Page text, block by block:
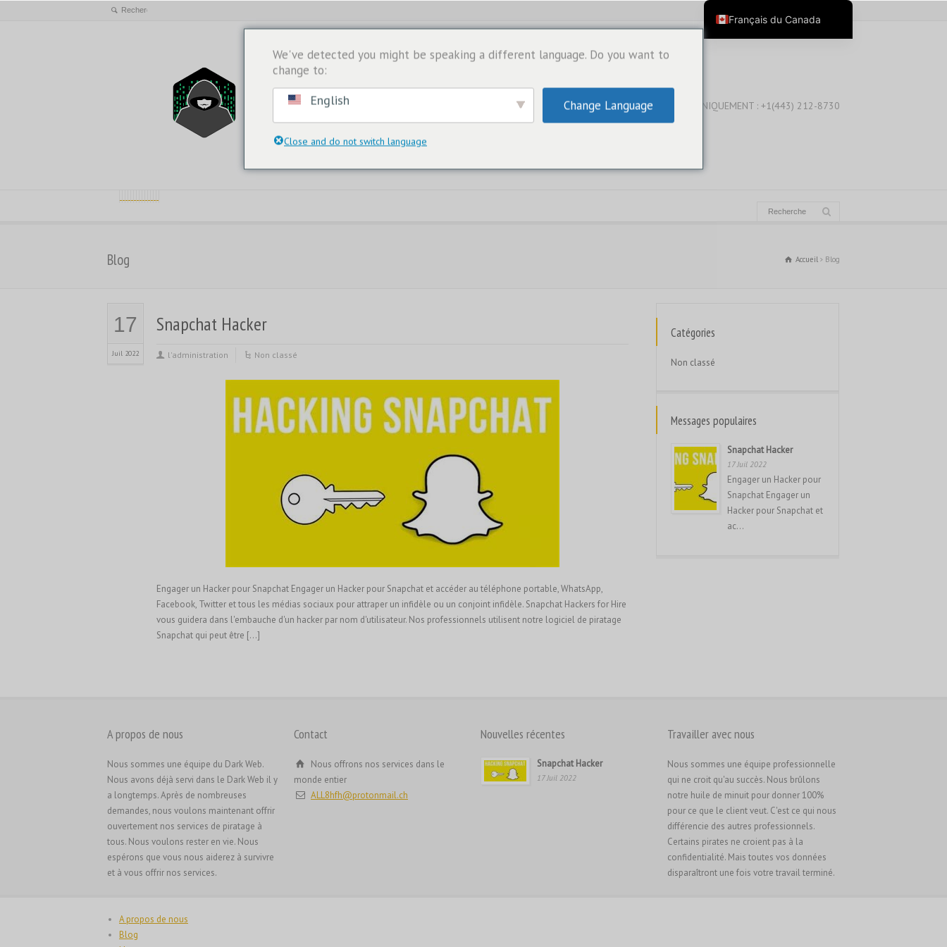
WHATSAPP UNIQUEMENT : +1(443) 212-8730
Blog Accueil Blog
17
Juil 2022
Snapchat Hacker
l'administration Non classé
Engager un Hacker pour Snapchat Engager un Hacker pour Snapchat et accéder au téléphone portable, WhatsApp,
Facebook, Twitter et tous les médias sociaux pour attraper un infidèle ou un conjoint infidèle. Snapchat Hackers for Hire
vous guidera dans l'embauche d'un hacker par nom d'utilisateur. Nos professionnels utilisent notre logiciel de piratage
Snapchat qui peut être [...]
Catégories
Non classé
Messages populaires
Snapchat Hacker
17 Juil 2022
Engager un Hacker pour
Snapchat Engager un
Hacker pour Snapchat et
ac...
A propos de nous
Nous sommes une équipe du Dark Web.
Nous avons déjà servi dans le Dark Web il y
a longtemps. Après de nombreuses
demandes, nous voulons maintenant offrir
ouvertement nos services de piratage à
tous. Nous voulons rester en vie. Nous
espérons que vous nous aiderez à survivre
et à vous offrir nos services.
Contact
Nous offrons nos services dans le
monde entier
ALL8hfh@protonmail.ch
Nouvelles récentes
Snapchat Hacker
17 Juil 2022
Travailler avec nous
Nous sommes une équipe professionnelle
qui ne croit qu'au succès. Nous brûlons
notre huile de minuit pour donner 100%
pour ce que le client veut. C'est ce qui nous
différencie des autres professionnels.
Certains pirates ne croient pas à la
confidentialité. Mais toutes vos données
disparaîtront une fois votre travail terminé.
A propos de nous
Blog
We've detected you might be speaking a different language. Do you want to
change to:
English Change Language
Close and do not switch language
Français du Canada
English
English (Canada)
Deutsch (Österreich)
Magyar
日本語
한국어
Bahasa Melayu
Nederlands
香港中文
繁體中文